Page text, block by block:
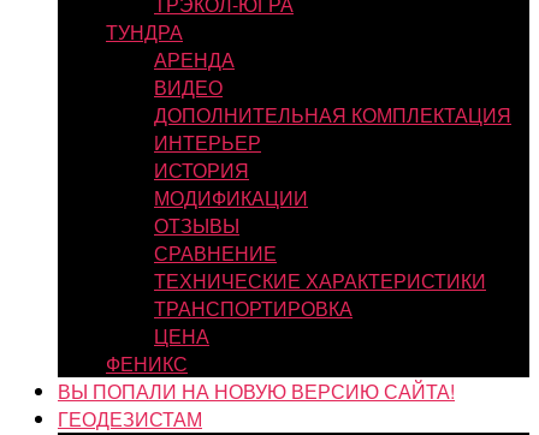
ТУНДРА
АРЕНДА
ВИДЕО
ДОПОЛНИТЕЛЬНАЯ КОМПЛЕКТАЦИЯ
ИНТЕРЬЕР
ИСТОРИЯ
МОДИФИКАЦИИ
ОТЗЫВЫ
СРАВНЕНИЕ
ТЕХНИЧЕСКИЕ ХАРАКТЕРИСТИКИ
ТРАНСПОРТИРОВКА
ЦЕНА
ФЕНИКС
ВЫ ПОПАЛИ НА НОВУЮ ВЕРСИЮ САЙТА!
ГЕОДЕЗИСТАМ